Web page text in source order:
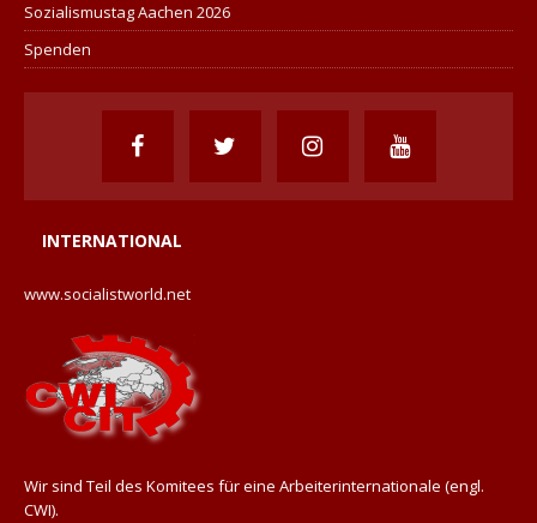
Sozialismustag Aachen 2026
Spenden
INTERNATIONAL
www.socialistworld.net
Wir sind Teil des Komitees für eine Arbeiterinternationale (engl.
CWI).